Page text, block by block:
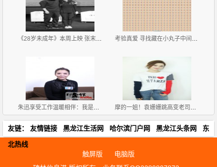
《28岁未成年》本周上映 张末张艺谋父女作品同档期 考验真爱 寻找藏在小丸子中间的李易峰
朱迅享受工作温暖相伴：我是个幸运的主持人 摩的一姐！袁姗姗跳高变老司机网友直呼要搭车
友链： 友情链接 黑龙江生活网 哈尔滨门户网 黑龙江头条网 东
北热线
触屏版
电脑版